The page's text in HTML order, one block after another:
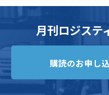
月刊ロジステ
購読のお申し